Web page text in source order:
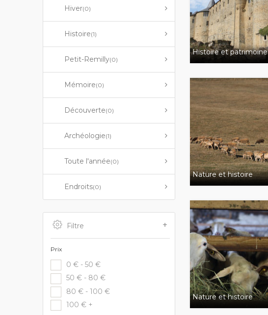
Hiver(0)
Histoire(1)
Petit-Remilly(0)
Mémoire(0)
Découverte(0)
Archéologie(1)
Toute l'année(0)
Endroits(0)
Filtre
Prix
0 € - 50 €
50 € - 80 €
80 € - 100 €
100 € +
Histoire et patrimoine
Nature et histoire
Nature et histoire